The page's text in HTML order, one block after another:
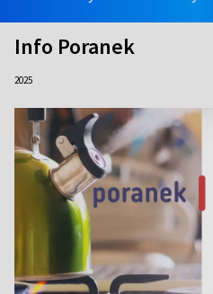
Info Poranek
2025